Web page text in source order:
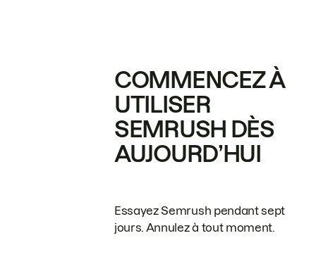
COMMENCEZ À
UTILISER
SEMRUSH DÈS
AUJOURD’HUI
Essayez Semrush pendant sept
jours. Annulez à tout moment.